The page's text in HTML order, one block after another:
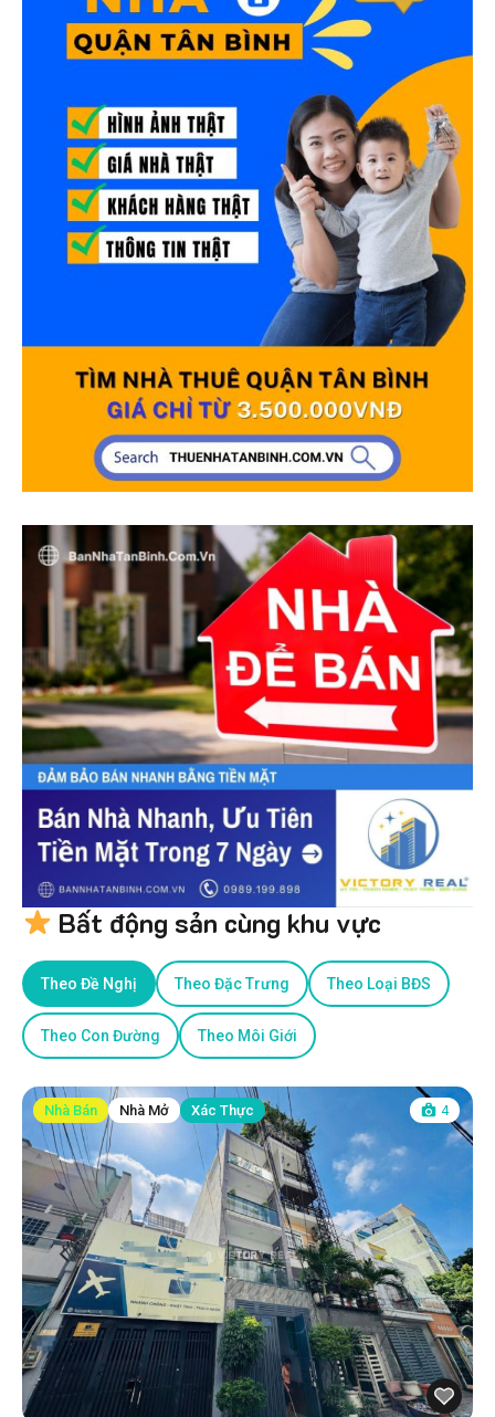
Bất động sản cùng khu vực
Theo Đề Nghị Theo Đặc Trưng Theo Loại BĐS
Theo Con Đường Theo Môi Giới
Nhà Bán Nhà Mở Xác Thực 4